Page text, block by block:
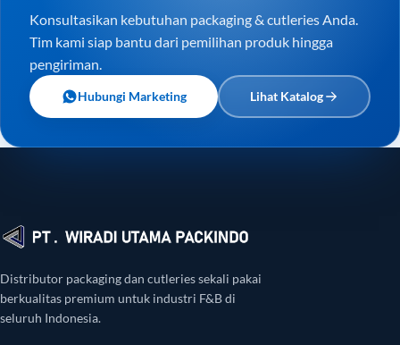
Konsultasikan kebutuhan packaging & cutleries Anda.
Tim kami siap bantu dari pemilihan produk hingga
pengiriman.
Hubungi Marketing Lihat Katalog
Distributor packaging dan cutleries sekali pakai
berkualitas premium untuk industri F&B di
seluruh Indonesia.